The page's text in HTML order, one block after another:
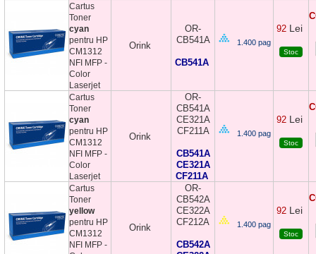
Cartus
Toner
cyan
pentru HP
CM1312
NFI MFP -
Color
Laserjet
Orink
OR-
CB541A
CB541A
1.400 pag
92 Lei
Stoc
Cartus
Toner
cyan
pentru HP
CM1312
NFI MFP -
Color
Laserjet
Orink
OR-
CB541A
CE321A
CF211A
CB541A
CE321A
CF211A
1.400 pag
92 Lei
Stoc
Cartus
Toner
yellow
pentru HP
CM1312
NFI MFP -
Orink
OR-
CB542A
CE322A
CF212A
CB542A
1.400 pag
92 Lei
Stoc